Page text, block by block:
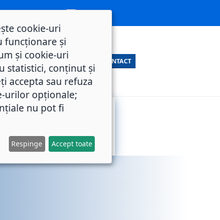
CONTACT
cookie-uri
funcționare și
și cookie-uri
statistici, conținut și
accepta sau refuza
urilor opționale;
nu pot fi
Respinge Accept toate